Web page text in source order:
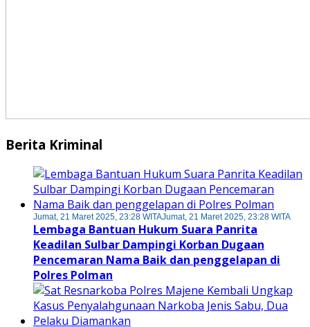
Berita Kriminal
Jumat, 21 Maret 2025, 23:28 WITAJumat, 21 Maret 2025, 23:28 WITA
Lembaga Bantuan Hukum Suara Panrita
Keadilan Sulbar Dampingi Korban Dugaan
Pencemaran Nama Baik dan penggelapan di
Polres Polman